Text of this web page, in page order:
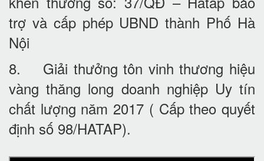
trợ và cấp phép UBND thành Phố Hà
Nội
8. Giải thưởng tôn vinh thương hiệu
vàng thăng long doanh nghiệp Uy tín
chất lượng năm 2017 ( Cấp theo quyết
định số 98/HATAP).